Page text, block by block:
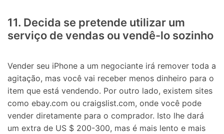
11. Decida se pretende utilizar um
serviço de vendas ou vendê-lo sozinho
Vender seu iPhone a um negociante irá remover toda a
agitação, mas você vai receber menos dinheiro para o
item que está vendendo. Por outro lado, existem sites
como ebay.com ou craigslist.com, onde você pode
vender diretamente para o comprador. Isto lhe dará
um extra de US $ 200-300, mas é mais lento e mais